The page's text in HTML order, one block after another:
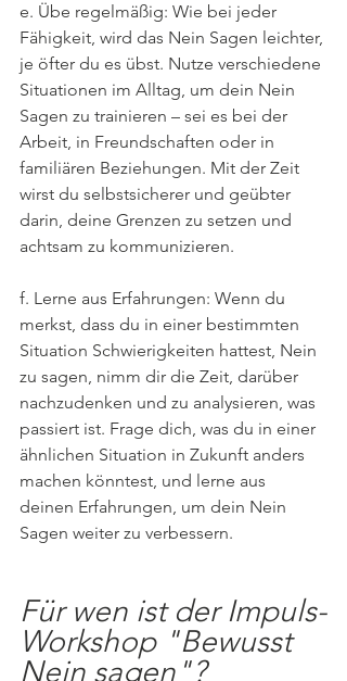
e. Übe regelmäßig: Wie bei jeder
Fähigkeit, wird das Nein Sagen leichter,
je öfter du es übst. Nutze verschiedene
Situationen im Alltag, um dein Nein
Sagen zu trainieren – sei es bei der
Arbeit, in Freundschaften oder in
familiären Beziehungen. Mit der Zeit
wirst du selbstsicherer und geübter
darin, deine Grenzen zu setzen und
achtsam zu kommunizieren.
f. Lerne aus Erfahrungen: Wenn du
merkst, dass du in einer bestimmten
Situation Schwierigkeiten hattest, Nein
zu sagen, nimm dir die Zeit, darüber
nachzudenken und zu analysieren, was
passiert ist. Frage dich, was du in einer
ähnlichen Situation in Zukunft anders
machen könntest, und lerne aus
deinen Erfahrungen, um dein Nein
Sagen weiter zu verbessern.
Für wen ist der Impuls-
Workshop "Bewusst
Nein sagen"?